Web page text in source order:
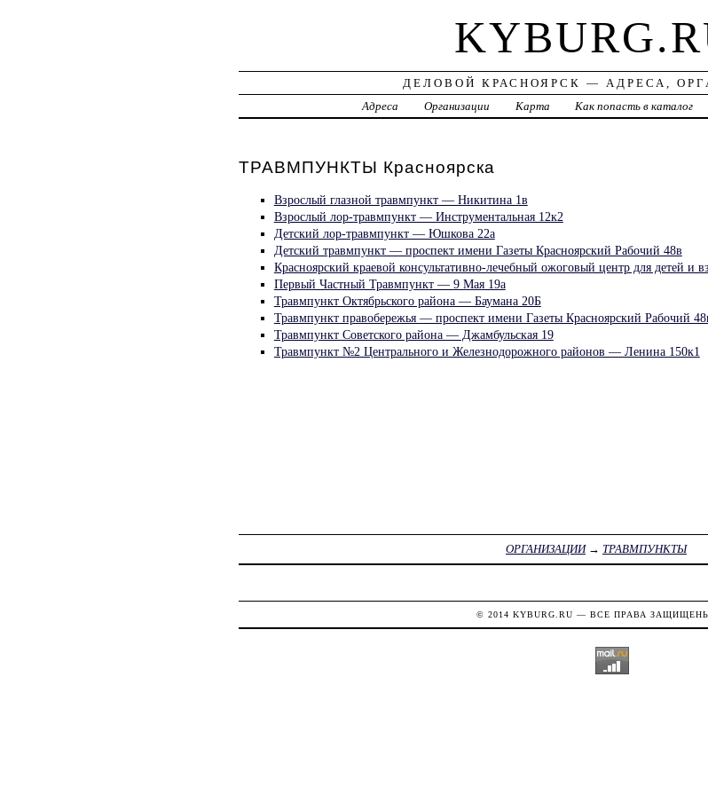
ДЕЛОВОЙ КРАСНОЯРСК — АДРЕСА,
Адреса
Организации Карта Как попасть в каталог
ТРАВМПУНКТЫ Красноярска
Взрослый глазной травмпункт — Никитина 1в
Взрослый лор-травмпункт — Инструментальная 12к2
Детский лор-травмпункт — Юшкова 22а
Детский травмпункт — проспект имени Газеты Красноярский Рабочий 48в
Красноярский краевой консультативно-лечебный ожоговый центр для детей и
Первый Частный Травмпункт — 9 Мая 19а
Травмпункт Октябрьского района — Баумана 20Б
Травмпункт правобережья — проспект имени Газеты Красноярский Рабочий
Травмпункт Советского района — Джамбульская 19
Травмпункт №2 Центрального и Железнодорожного районов — Ленина 150к1
ОРГАНИЗАЦИИ→ ТРАВМПУНКТЫ
© 2014KYBURG.RU — ВСЕ ПРАВА